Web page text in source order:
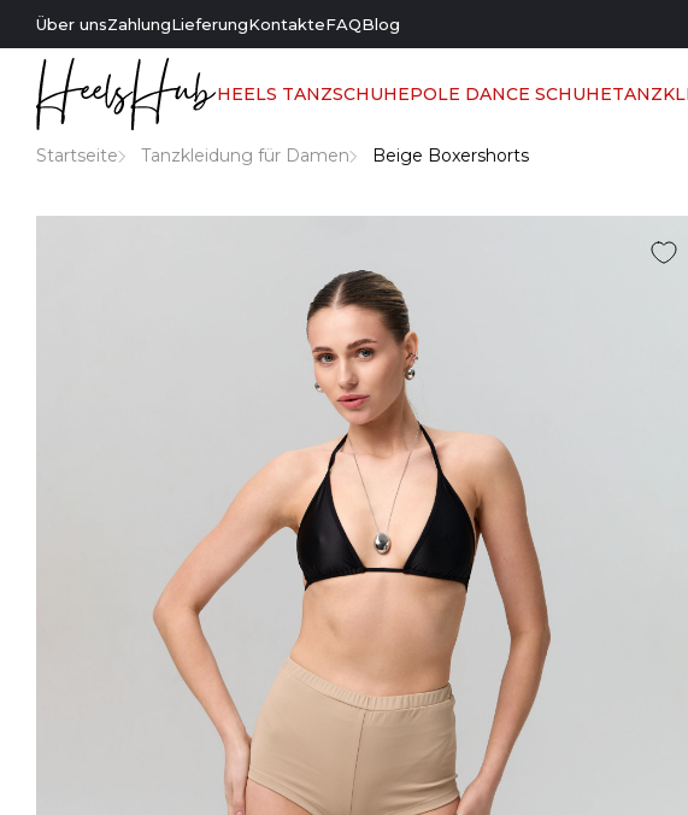
Über unsZahlungLieferungKontakteFAQBlog
HEELS TANZSCHUHEPOLE DANCE SCHUHE
Startseite Tanzkleidung für Damen Beige Boxershorts